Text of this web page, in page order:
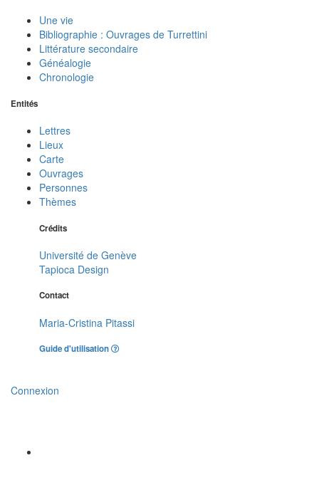
Une vie
Bibliographie : Ouvrages de Turrettini
Littérature secondaire
Généalogie
Chronologie
Entités
Lettres
Lieux
Carte
Ouvrages
Personnes
Thèmes
Crédits
Université de Genève
Tapioca Design
Contact
Maria-Cristina Pitassi
Guide d'utilisation
Connexion